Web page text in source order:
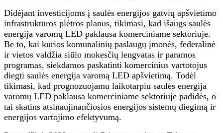
Didėjant investicijoms į saulės energijos gatvių apšvietimo
infrastruktūros plėtros planus, tikimasi, kad išaugs saulės
energija varomų LED paklausa komerciniame sektoriuje.
Be to, kai kurios komunalinių paslaugų įmonės, federalinė
ir vietos valdžia siūlo mokesčių lengvatas ir paramos
programas, siekdamos paskatinti komercinius vartotojus
diegti saulės energija varomą LED apšvietimą. Todėl
tikimasi, kad prognozuojamu laikotarpiu saulės energija
varomų LED paklausa komerciniame sektoriuje padidės, o
tai skatins atsinaujinančiosios energijos sistemų diegimą ir
energijos vartojimo efektyvumą.